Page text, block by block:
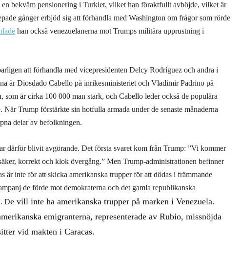
en bekväm pensionering i Turkiet, vilket han föraktfullt avböjde, vilket är
gånger erbjöd sig att förhandla med Washington om frågor som rörde
han också venezuelanerna mot Trumps militära upprustning i
att förhandla med vicepresidenten Delcy Rodríguez och andra i
är Diosdado Cabello på inrikesministeriet och Vladimir Padrino på
som är cirka 100 000 man stark, och Cabello leder också de populära
Trump förstärkte sin hotfulla armada under de senaste månaderna
delar av befolkningen.
därför blivit avgörande. Det första svaret kom från Trump: ”Vi kommer
korrekt och klok övergång.” Men Trump-administrationen befinner
är inte för att skicka amerikanska trupper för att dödas i främmande
de förde mot demokraterna och det gamla republikanska
De vill inte ha amerikanska trupper på marken i Venezuela.
emigranterna, representerade av Rubio, missnöjda
vid makten i Caracas.